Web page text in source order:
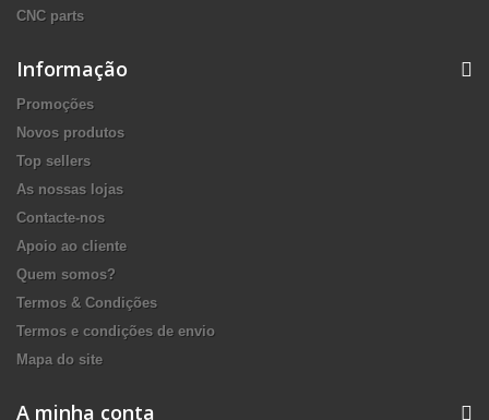
CNC parts
Informação
Promoções
Novos produtos
Top sellers
As nossas lojas
Contacte-nos
Apoio ao cliente
Quem somos?
Termos & Condições
Termos e condições de envio
Mapa do site
A minha conta